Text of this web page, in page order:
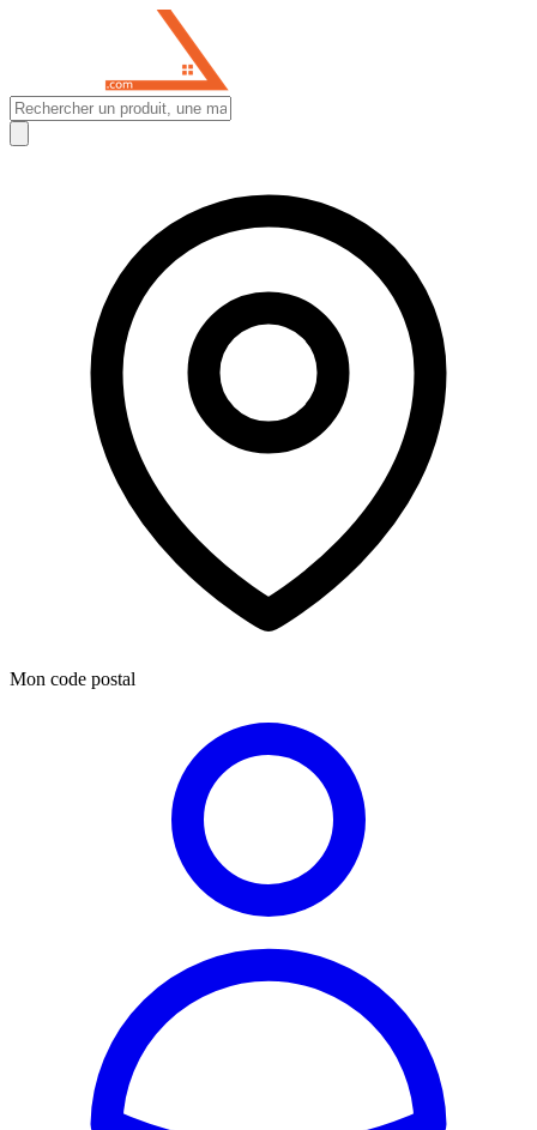
Mon code postal